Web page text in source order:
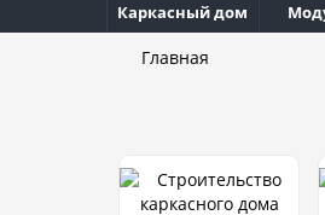
Каркасный дом
Главная